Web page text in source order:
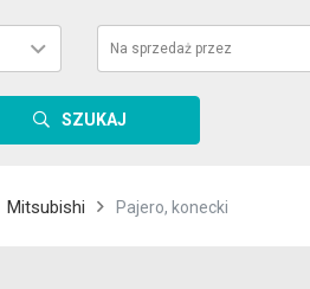
Na sprzedaż przez
SZUKAJ
Mitsubishi Pajero, konecki